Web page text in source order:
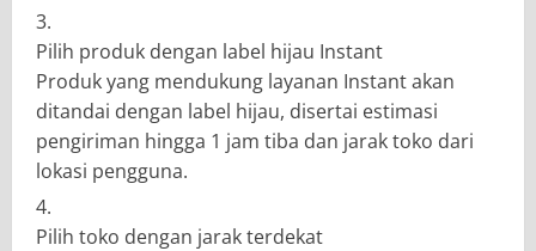
Pilih produk dengan label hijau Instant
Produk yang mendukung layanan Instant akan
ditandai dengan label hijau, disertai estimasi
pengiriman hingga 1 jam tiba dan jarak toko dari
lokasi pengguna.
Pilih toko dengan jarak terdekat